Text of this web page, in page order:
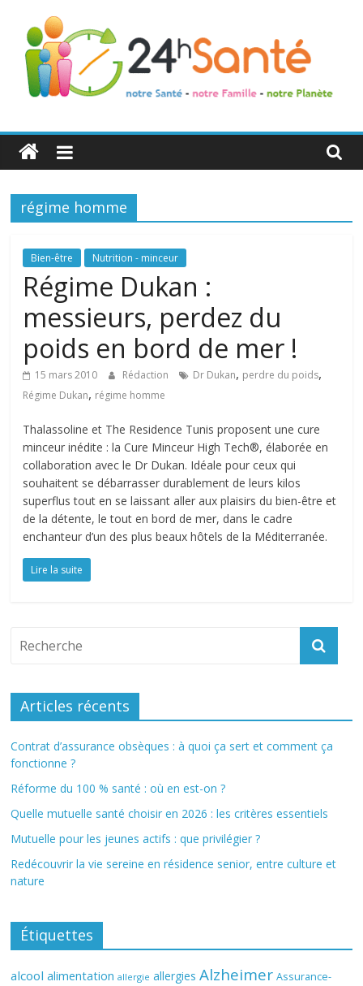
24h
Santé
La
de
toute
famille
régime homme
Bien-être Nutrition - minceur
Régime Dukan :
messieurs, perdez du
poids en bord de mer !
15 mars 2010 Rédaction Dr Dukan, perdre du poids,
Régime Dukan, régime homme
Thalassoline et The Residence Tunis proposent une cure
minceur inédite : la Cure Minceur High Tech®, élaborée en
collaboration avec le Dr Dukan. Idéale pour ceux qui
souhaitent se débarrasser durablement de leurs kilos
superflus tout en se laissant aller aux plaisirs du bien-être et
de la détente, le tout en bord de mer, dans le cadre
enchanteur d’un des plus beaux hôtels de la Méditerranée.
Lire la suite
Articles récents
Contrat d’assurance obsèques : à quoi ça sert et comment ça
fonctionne ?
Réforme du 100 % santé : où en est-on ?
Quelle mutuelle santé choisir en 2026 : les critères essentiels
Mutuelle pour les jeunes actifs : que privilégier ?
Redécouvrir la vie sereine en résidence senior, entre culture et
nature
Étiquettes
alcool alimentation allergie allergies Alzheimer Assurance-